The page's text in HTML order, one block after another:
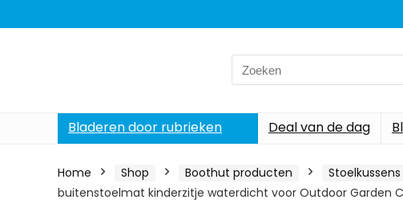
Search
for:
Bladeren door rubrieken Deal van de dag
Home Shop Boothut producten Stoelkussens
buitenstoelmat kinderzitje waterdicht voor Outdoor Garden